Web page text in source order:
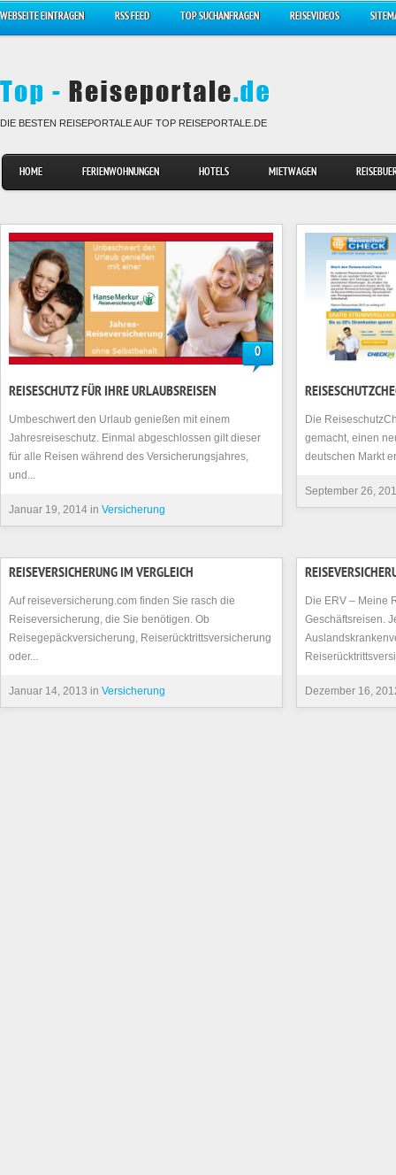
WEBSEITE EINTRAGEN RSS FEED TOP SUCHANFRAGEN REISEVIDEOS
DIE BESTEN REISEPORTALE AUF TOP REISEPORTALE.DE
HOME FERIENWOHNUNGEN HOTELS MIETWAGEN
0
REISESCHUTZ FÜR IHRE URLAUBSREISEN
Umbeschwert den Urlaub genießen mit einem
Jahresreiseschutz. Einmal abgeschlossen gilt dieser
für alle Reisen während des Versicherungsjahres,
und...
Januar 19, 2014 in Versicherung
Die
gemacht, einen
deutschen Markt
September 26,
REISEVERSICHERUNG IM VERGLEICH
Auf reiseversicherung.com finden Sie rasch die
Reiseversicherung, die Sie benötigen. Ob
Reisegepäckversicherung, Reiserücktrittsversicherung
oder...
Januar 14, 2013 in Versicherung
Die ERV – Meine
Geschäftsreisen.
Dezember 16,